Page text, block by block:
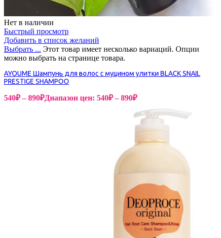
Нет в наличии
Быстрый просмотр
Добавить в список желаний
Выбрать ... Этот товар имеет несколько вариаций. Опции
можно выбрать на странице товара.
AYOUME Шампунь для волос с муцином улитки BLACK SNAIL
PRESTIGE SHAMPOO
540₽ – 890₽Диапазон цен: 540₽ – 890₽